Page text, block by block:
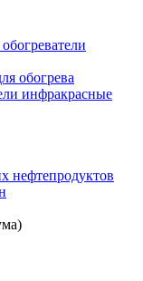
обогрева
инфракрасные
нефтепродуктов